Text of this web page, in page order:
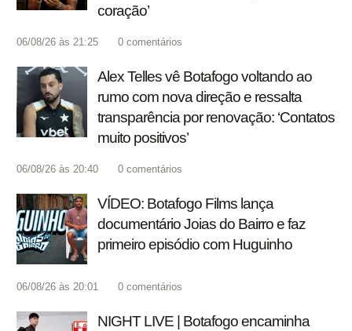
coração’
06/08/26 às 21:25 0 comentários
Alex Telles vê Botafogo voltando ao
rumo com nova direção e ressalta
transparência por renovação: ‘Contatos
muito positivos’
06/08/26 às 20:40 0 comentários
VÍDEO: Botafogo Films lança
documentário Joias do Bairro e faz
primeiro episódio com Huguinho
06/08/26 às 20:01 0 comentários
NIGHT LIVE | Botafogo encaminha